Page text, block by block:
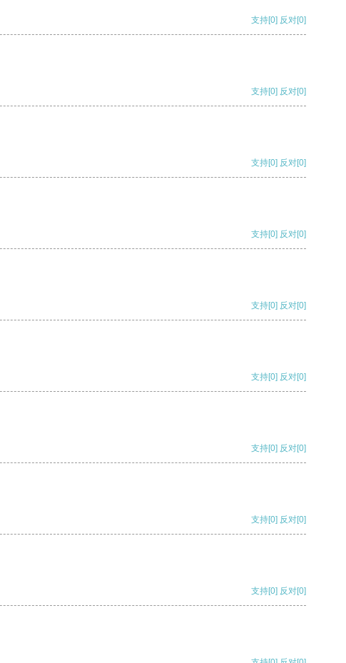
支持[0] 反对[0]
支持[0] 反对[0]
支持[0] 反对[0]
支持[0] 反对[0]
支持[0] 反对[0]
支持[0] 反对[0]
支持[0] 反对[0]
支持[0] 反对[0]
支持[0] 反对[0]